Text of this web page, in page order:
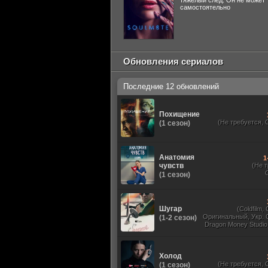
самостоятельно
Обновления сериалов
Последние 12 обновлений
Похищение
(1 сезон)
(Не требуется,
Анатомия
чувств
(1 сезон)
(Не
Шугар
(1-2 сезон)
(Coldfilm,
Оригинальный, Укр.
Dragon Money
Холод
(1 сезон)
(Не требуется,